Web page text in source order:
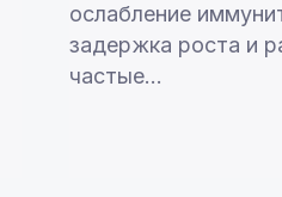
ослабление
задержка роста и
частые...